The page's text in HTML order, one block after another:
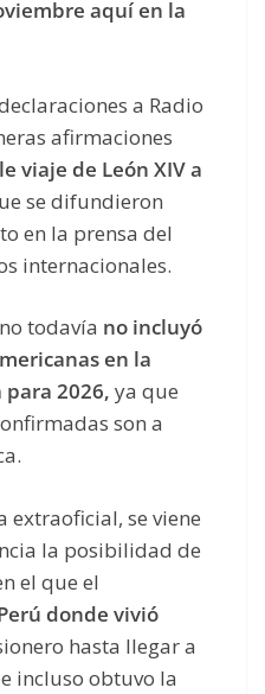
aquí en la
a Radio
afirmaciones
viaje de León XIV a
se difundieron
en la prensa del
internacionales.
todavía no incluyó
en la
2026, ya que
son a
extraoficial, se viene
la posibilidad de
el que el
donde vivió
hasta llegar a
incluso obtuvo la